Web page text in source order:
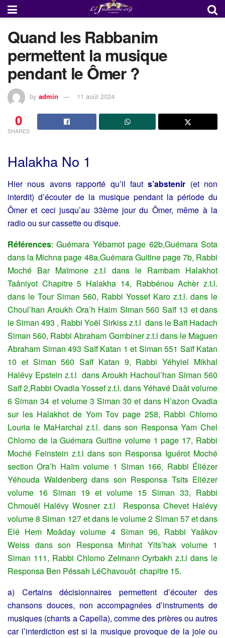
Quand les Rabbanim
permettent la musique
pendant le Ômer ?
by admin 11 août 2024
0
SHARES
Halakha No 1
Hier nous avons rapporté qu’il fauts’abstenir (et non
interdit) d’écouter de la musique pendant la période du
Ômer et ceci jusqu’au 33ème jour du Ômer, même à la
radio ou sur cassette ou disque.
Références: Guémara Yébamot page 62b,Guémara Sota
dans la Michna page 48a,Guémara Guitine page 7b, Rabbi
Moché Bar Maïmone z.t.l dans le Rambam Halakhot
Taâniyot Chapitre 5 Halakha 14, Rabbénou Achèr z.t.l.
dans le Tour Siman 560, Rabbi Yossef Karo z.t.l. dans le
Choul’han Aroukh Ora’h Haim Siman 560 Saïf 13 et dans
le Siman 493 , Rabbi Yoël Sirkiss z.t.l dans le Baït Hadach
Siman 560, Rabbi Abraham Gombiner z.t.l dans le Maguen
Abraham Siman 493 Saïf Katan 1 et Siman 551 Saïf Katan
10 et Siman 560 Saïf Katan 9, Rabbi Yéhyiel Mikhal
Halévy Epstein z.t.l dans Aroukh Hachoul’han Siman 560
Saïf 2,Rabbi Ovadia Yossef z.t.l. dans Yéhavé Daât volume
6 Siman 34 et volume 3 Siman 30 et dans H’azon Ovadia
sur les Halakhot de Yom Tov page 258, Rabbi Chlomo
Louria le MaHarchal z.t.l. dans son Responsa Yam Chel
Chlomo de la Guémara Guitine volume 1 page 17, Rabbi
Moché Feinstein z.t.l dans son Responsa Iguérot Moché
section Ora’h Haïm volume 1 Siman 166, Rabbi Éliézer
Yéhouda Waldenberg dans son Responsa Tsits Eliézer
volume 16 Siman 19 et volume 15 Siman 33, Rabbi
Chmouël Halévy Wosner z.t.l Responsa Chevet Halévy
volume 8 Siman 127 et dans le volume 2 Siman 57 et dans
Elé Hem Moâday volume 4 Siman 96, Rabbi Yaâkov
Weiss dans son Responsa Minhat Yits’hak volume 1
Siman 111, Rabbi Chlomo Zelmann Oyrbakh z.t.l dans le
Responsa Ben Péssah LéChavouôt chapitre 15.
a) Certains décisionnaires permettent d’écouter des
chansons douces, non accompagnées d’instruments de
musiques (chants a Capella), comme des prières ou autres
car l’interdiction est si la musique provoque de la joie ou